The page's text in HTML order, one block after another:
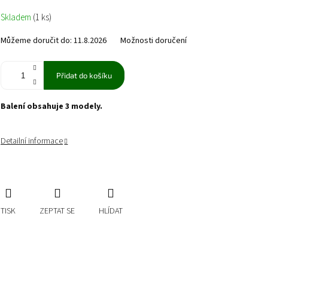
Měrná
cena:
Skladem (1 ks)
Můžeme doručit do: 11.8.2026 Možnosti doručení
Přidat do košíku
Balení obsahuje 3 modely.
Detailní informace
TISK ZEPTAT SE HLÍDAT